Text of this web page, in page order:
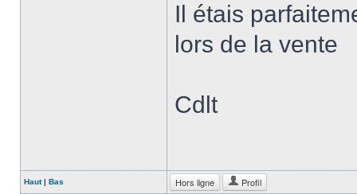
Il étais
lors de la vente
Cdlt
Haut| Bas Hors ligne Profil